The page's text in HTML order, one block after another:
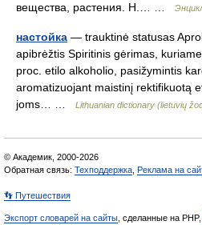
вещества, растения. Н.… …
настойка — trauktinė statusas
apibrėžtis Spiritinis gėrimas,
proc. etilo alkoholio, pasižymintis
aromatizuojant maistinį rektifikuotą
joms… …
Lithuanian dictionary (lietuvių
© Академик, 2000-2026
Обратная связь: Техподдержка Реклама на
👣 Путешествия
Экспорт словарей на сайты , сделанные на PHP,